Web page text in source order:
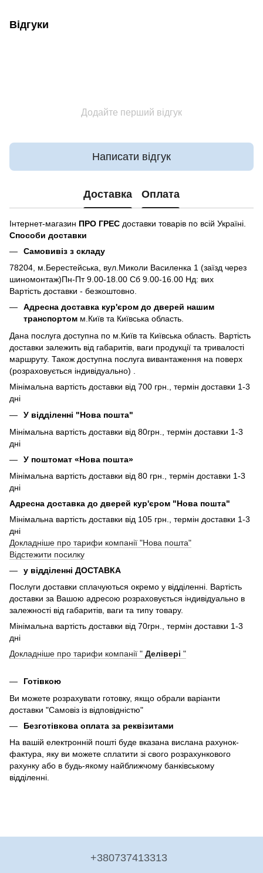
Відгуки
Додайте перший відгук
Написати відгук
Доставка Оплата
Інтернет-магазин ПРО ГРЕС доставки товарів по всій Україні.
Способи доставки
Самовивіз з складу
78204, м.Берестейська, вул.Миколи Василенка 1 (заїзд через
шиномонтаж)Пн-Пт 9.00-18.00 Сб 9.00-16.00 Нд: вих
Вартість доставки - безкоштовно.
Адресна доставка кур'єром до дверей нашим
транспортом м.Київ та Київська область.
Дана послуга доступна по м.Київ та Київська область. Вартість
доставки залежить від габаритів, ваги продукції та тривалості
маршруту. Також доступна послуга вивантаження на поверх
(розраховується індивідуально) .
Мінімальна вартість доставки від 700 грн., термін доставки 1-3
дні
У відділенні "Нова пошта"
Мінімальна вартість доставки від 80грн., термін доставки 1-3
дні
У поштомат «Нова пошта»
Мінімальна вартість доставки від 80 грн., термін доставки 1-3
дні
Адресна доставка до дверей кур'єром "Нова пошта"
Мінімальна вартість доставки від 105 грн., термін доставки 1-3
дні
Докладніше про тарифи компанії "Нова пошта"
Відстежити посилку
у відділенні ДОСТАВКА
Послуги доставки сплачуються окремо у відділенні. Вартість
доставки за Вашою адресою розраховується індивідуально в
залежності від габаритів, ваги та типу товару.
Мінімальна вартість доставки від 70грн., термін доставки 1-3
дні
Докладніше про тарифи компанії " Делівері "
Готівкою
Ви можете розрахувати готовку, якщо обрали варіанти
доставки "Самовіз із відповідністю"
Безготівкова оплата за реквізитами
На вашій електронній пошті буде вказана вислана рахунок-
фактура, яку ви можете сплатити зі свого розрахункового
рахунку або в будь-якому найближчому банківському
відділенні.
+380737413313